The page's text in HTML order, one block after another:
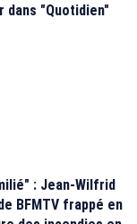
dans "Quotidien"
: Jean-Wilfrid
BFMTV frappé en